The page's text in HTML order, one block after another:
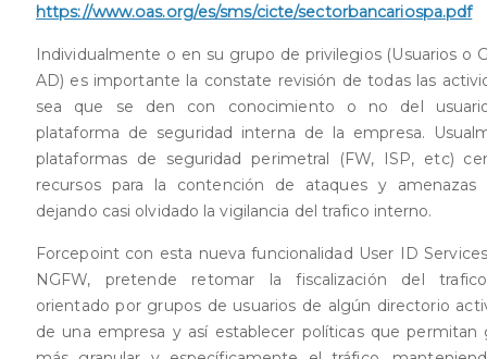
https://www.oas.org/es/sms/cicte/sectorbancariospa.pdf
Individualmente o en su grupo de privilegios (Usuarios o
AD) es importante la constate revisión de todas las
sea que se den con conocimiento o no del
plataforma de seguridad interna de la empresa.
plataformas de seguridad perimetral (FW, ISP, etc)
recursos para la contención de ataques y amenazas
dejando casi olvidado la vigilancia del trafico interno.
Forcepoint con esta nueva funcionalidad User ID
NGFW, pretende retomar la fiscalización del
orientado por grupos de usuarios de algún directorio
de una empresa y así establecer políticas que permitan